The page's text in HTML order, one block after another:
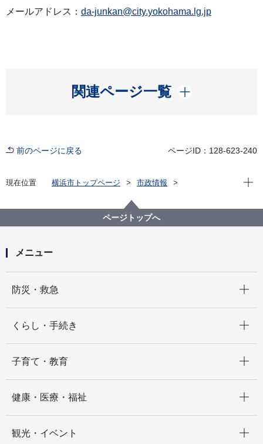
メールアドレス： da-junkan@city.yokohama.lg.jp
関連ページ一覧
開く
前のページに戻る ページID：128-623-240
現在位置 横浜市トップページ
市政情報
横浜市風力発電所（ハマウィング）電気の地産地消を
開始～市内の事業者へ、ハマウィング電気を供給／協
現在
ページトップへ
メニュー
防災・救急
くらし・手続き
子育て・教育
健康・医療・福祉
観光・イベント